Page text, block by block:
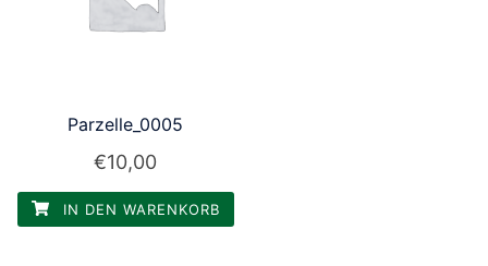
Parzelle_0005
€10,00
IN DEN WARENKORB